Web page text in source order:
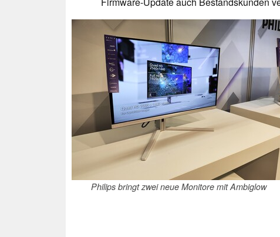
Philips bringt zwei neue Monitore mit Ambiglow